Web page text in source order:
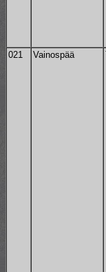
021 Vainospää